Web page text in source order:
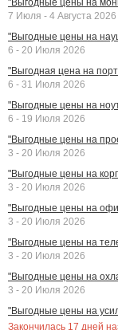
7 Июля - 4 Августа 2026
"Выгодные цены на
6 - 20 Июля 2026
"Выгодная цена на
6 - 31 Июля 2026
"Выгодные цены на
6 - 19 Июля 2026
"Выгодные цены на
3 - 20 Июля 2026
"Выгодные цены на
3 - 20 Июля 2026
"Выгодные цены на
3 - 20 Июля 2026
"Выгодные цены на
3 - 20 Июля 2026
"Выгодные цены на
3 - 20 Июля 2026
"Выгодные цены на
Закончилась 17 дней